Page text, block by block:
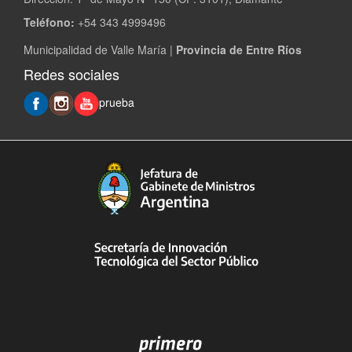
Teléfono: +54 343 4999496
Municipalidad de Valle María | Provincia de Entre Ríos
Redes sociales
prueba